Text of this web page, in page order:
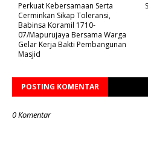
Perkuat Kebersamaan Serta
Cerminkan Sikap Toleransi,
Babinsa Koramil 1710-
07/Mapurujaya Bersama Warga
Gelar Kerja Bakti Pembangunan
Masjid
POSTING KOMENTAR
0 Komentar